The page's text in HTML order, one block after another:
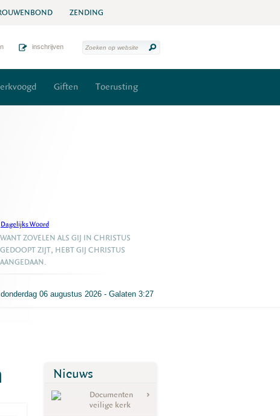
ZENDING
inschrijven
Giften Toerusting
Dagelijks Woord
donderdag 06 augustus 2026 - Galaten 3:27
WANT ZOVELEN ALS GIJ IN CHRISTUS
GEDOOPT ZIJT, HEBT GIJ CHRISTUS
AANGEDAAN.
Nieuws
Documenten
veilige kerk